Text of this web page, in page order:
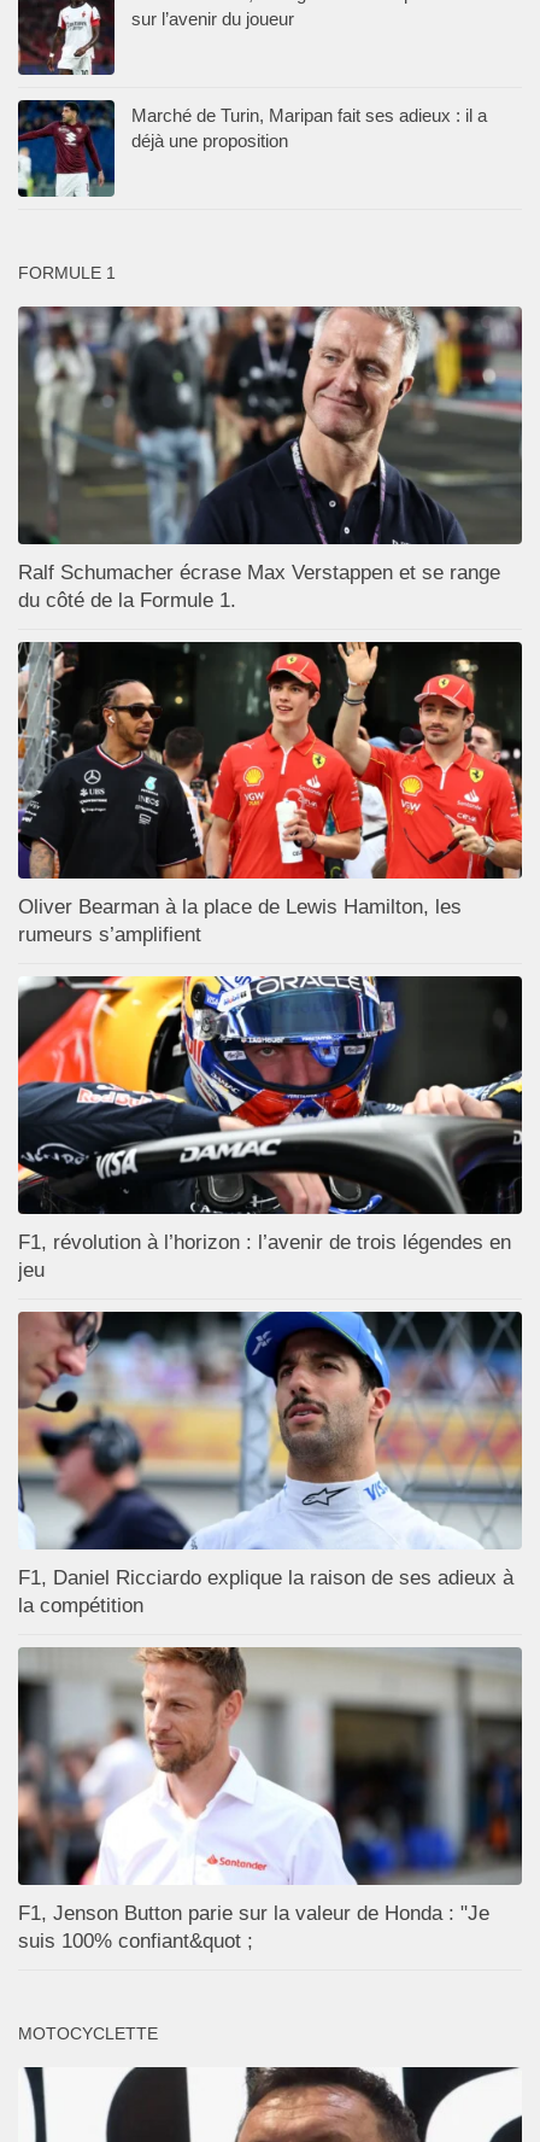
sur l’avenir du joueur
Marché de Turin, Maripan fait ses adieux : il a
déjà une proposition
FORMULE 1
Ralf Schumacher écrase Max Verstappen et se range
du côté de la Formule 1.
Oliver Bearman à la place de Lewis Hamilton, les
rumeurs s’amplifient
F1, révolution à l’horizon : l’avenir de trois légendes en
jeu
F1, Daniel Ricciardo explique la raison de ses adieux à
la compétition
F1, Jenson Button parie sur la valeur de Honda : "Je
suis 100% confiant&quot ;
MOTOCYCLETTE